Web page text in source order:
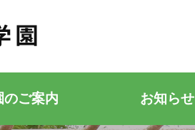
のご案内 お知らせ